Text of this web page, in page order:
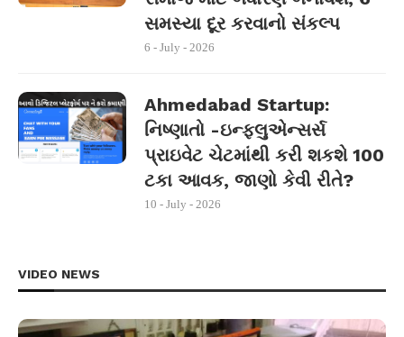
સમસ્યા દૂર કરવાનો સંકલ્પ
6 - July - 2026
Ahmedabad Startup:
નિષ્ણાતો -ઇન્ફ્લુએન્સર્સ
પ્રાઇવેટ ચેટમાંથી કરી શકશે 100
ટકા આવક, જાણો કેવી રીતે?
10 - July - 2026
VIDEO NEWS